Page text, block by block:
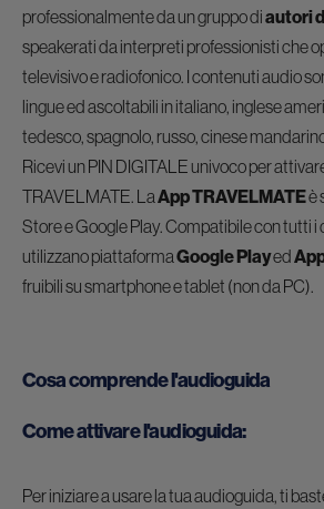
professionalmente da un gruppo diautori
speakerati da interpreti professionisti che
televisivo e radiofonico. I contenuti audio
lingue ed ascoltabili in italiano, inglese
tedesco, spagnolo, russo, cinese
Ricevi un PIN DIGITALE univoco per
TRAVELMATE. LaApp TRAVELMATEè
Store e Google Play. Compatibile con tutti i
utilizzano piattaformaGoogle Played
fruibili su smartphone e tablet (non da PC).
Cosa comprende l'audioguida
Come attivare l'audioguida:
Per iniziare a usare la tua audioguida, ti